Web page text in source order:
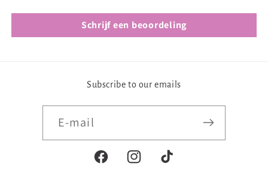
Schrijf een beoordeling
Subscribe to our emails
E‑mail
FacebookInstagramTikTok